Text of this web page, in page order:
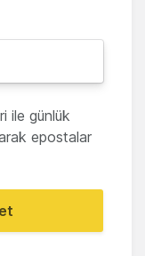
ile günlük
epostalar